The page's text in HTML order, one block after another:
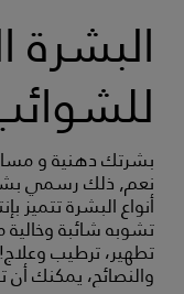
البشرة
بشرتك دهنية و
نعم, ذلك رسمي
أنواع البشرة تتميز
تشوبه شائبة
تطهير، ترطيب
والنصائح، يمكنك